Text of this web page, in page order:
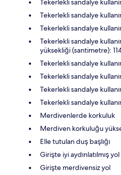
Tekerlekli sandalye
Tekerlekli sandalye
Tekerlekli sandalye
Tekerlekli sandalye
yüksekliği (santimetre):
Tekerlekli sandalye
Tekerlekli sandalye
Tekerlekli sandalye
Tekerlekli sandalye
Merdivenlerde korkuluk
Merdiven korkuluğu
Elle tutulan duş başlığı
Girişte iyi aydınlatılmış yol
Girişte merdivensiz yol